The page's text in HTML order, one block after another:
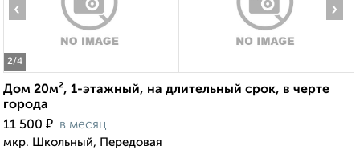
2/4
‹ ›
Дом 20м², 1-этажный, на длительный срок, в черте
города
11 500 ₽ в месяц
мкр. Школьный, Передовая